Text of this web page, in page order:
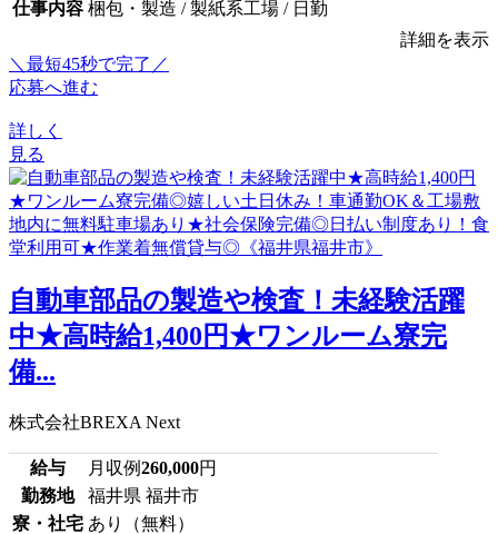
仕事内容 梱包・製造 / 製紙系工場 / 日勤
詳細を表示
＼最短45秒で完了／
応募へ進む
詳しく
見る
自動車部品の製造や検査！未経験活躍
中★高時給1,400円★ワンルーム寮完
備...
株式会社BREXA Next
給与 月収例260,000円
勤務地
福井県 福井市
寮・社宅 あり（無料）